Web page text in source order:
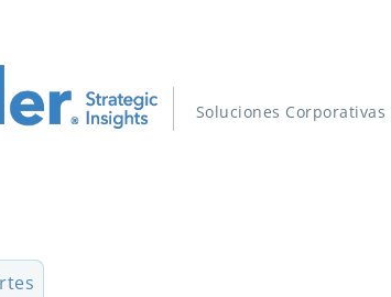
Soluciones Corporativas